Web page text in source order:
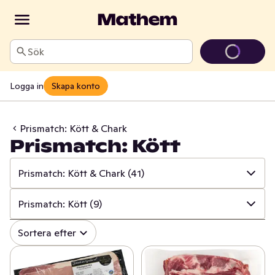
Sök
Logga in Skapa konto
Prismatch: Kött & Chark
Prismatch: Kött
Prismatch: Kött & Chark (41)
✓ Alla (534)
✓ Prismatch: Frukt & Grönt
Prismatch: Fisk & Skaldjur (13)
Prismatch: Kött (9)
✓ Alla (41)
Prismatch: Kött (9)
Sortera efter